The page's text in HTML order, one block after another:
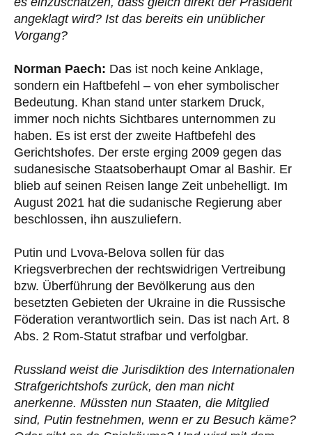
angeklagt wird? Ist das bereits ein unüblicher
Vorgang?
Norman Paech: Das ist noch keine Anklage,
sondern ein Haftbefehl – von eher symbolischer
Bedeutung. Khan stand unter starkem Druck,
immer noch nichts Sichtbares unternommen zu
haben. Es ist erst der zweite Haftbefehl des
Gerichtshofes. Der erste erging 2009 gegen das
sudanesische Staatsoberhaupt Omar al Bashir. Er
blieb auf seinen Reisen lange Zeit unbehelligt. Im
August 2021 hat die sudanische Regierung aber
beschlossen, ihn auszuliefern.
Putin und Lvova-Belova sollen für das
Kriegsverbrechen der rechtswidrigen Vertreibung
bzw. Überführung der Bevölkerung aus den
besetzten Gebieten der Ukraine in die Russische
Föderation verantwortlich sein. Das ist nach Art. 8
Abs. 2 Rom-Statut strafbar und verfolgbar.
Russland weist die Jurisdiktion des Internationalen
Strafgerichtshofs zurück, den man nicht
anerkenne. Müssten nun Staaten, die Mitglied
sind, Putin festnehmen, wenn er zu Besuch käme?